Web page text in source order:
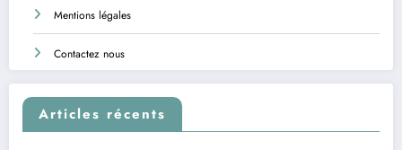
Mentions légales
Contactez nous
Articles récents